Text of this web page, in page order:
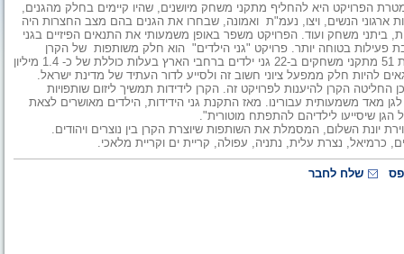
הפרויקט היא להחליף מתקני משחק מיושנים, שהיו קיימים בחלק מהגנים,
ארגוני הנשים, ויצו, נעמ"ת ואמונה, שבחרו את הגנים בהם מצב החצרות היה
ביתני משחק ועוד. הפרויקט משפר באופן משמעותי את התנאים הפיזיים בגני
פעילות בטוחה יותר. פרויקט "גני הילדים" הוא חלק משותפות של הקרן
לידידות עם ארגוני הנשים בישראל, שבמסגרתה מתקינה הקרן לידידות 51 מתקני משחקים ב-22 גני ילדים ברחבי הארץ בעלות כוללת של כ- 1.4 מיליון
להיות חלק ממפעל ציוני חשוב זה ולסייע לדור העתיד של מדינת ישראל.
הקרן להיענות לפרויקט זה. הקרן לידידות תמשיך ליזום שותפויות
מאד משמעותית עבורינו. מאז התקנת גני הידידות, הילדים מאושרים לצאת
שיסייעו לילדיהם להתפתח מוטורית".
יונת השלום, המסמלת את השותפות שיוצרת הקרן בין נוצרים ויהודים.
כרמיאל, נצרת עלית, נתניה, עפולה, קריית ים וקריית מלאכי.
שלח לחבר